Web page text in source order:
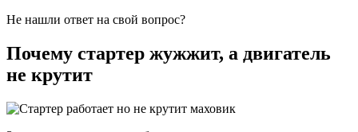
Не нашли ответ на свой вопрос?
Почему стартер жужжит, а двигатель
не крутит